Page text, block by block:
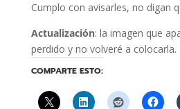
Cumplo con avisarles, no digan
Actualización: la imagen que
perdido y no volveré a colocarla.
COMPARTE ESTO: